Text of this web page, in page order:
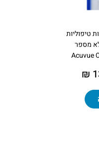
טיפוליות
מספר
Acuvue